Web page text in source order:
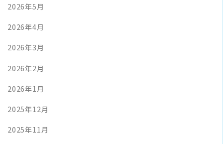
2026年5月
2026年4月
2026年3月
2026年2月
2026年1月
2025年12月
2025年11月